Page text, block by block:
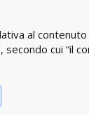
al
cui “il